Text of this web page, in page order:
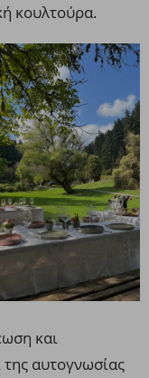
κουλτούρα.
και
της αυτογνωσίας